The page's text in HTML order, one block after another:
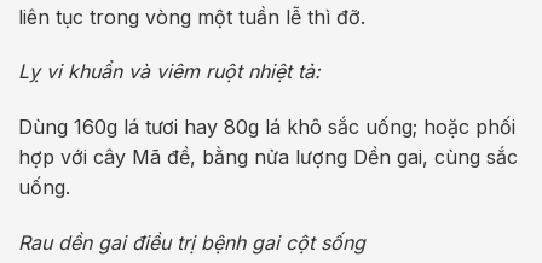
liên tục trong vòng một tuần lễ thì đỡ.
Lỵ vi khuẩn và viêm ruột nhiệt tả:
Dùng 160g lá tươi hay 80g lá khô sắc uống; hoặc phối
hợp với cây Mã đề, bằng nửa lượng Dền gai, cùng sắc
uống.
Rau dền gai điều trị bệnh gai cột sống